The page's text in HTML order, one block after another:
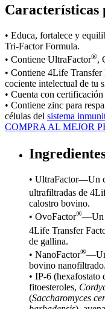
Características
• Educa, fortalece y
Tri-Factor Formula.
• Contiene UltraFactor®,
• Contiene 4Life Transfer
cociente intelectual de tu
• Cuenta con
• Contiene zinc para
células del sistema
COMPRA AL MEJOR
• UltraFactor—Un
ultrafiltradas de
calostro bovino.
• OvoFactor®—Un
4Life Transfer
de gallina.
• NanoFactor®—Un
bovino nanofiltrado.
• IP-6 (hexafostato
fitoesteroles,
(Saccharomyces